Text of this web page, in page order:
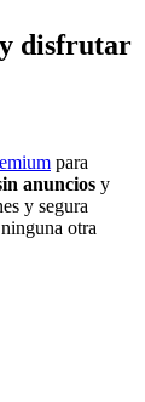
y disfrutar
para
anuncios y
y segura
otra